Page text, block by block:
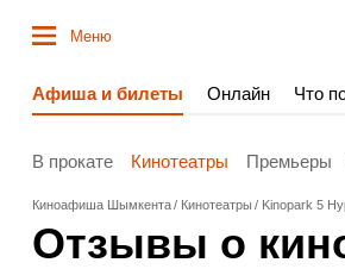
Меню
Афиша и билеты Онлайн Что
В прокате Кинотеатры Премьеры
Киноафиша Шымкента Кинотеатры Kinopark 5
Отзывы о